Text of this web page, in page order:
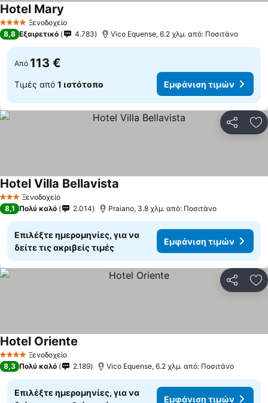
4 ΑστέριαΞενοδοχείο
Hotel Mary
8,8 Εξαιρετικό 4.783 Vico Equense, 6.2 χλμ. από: Ποσιτάνο
Από 113 €
Τιμές από 1 ιστότοπο Εμφάνιση τιμών
3 ΑστέριαΞενοδοχείο
Hotel Villa Bellavista
8,1 Πολύ καλό 2.014 Praiano, 3.8 χλμ. από: Ποσιτάνο
Επιλέξτε ημερομηνίες, για να
δείτε τις ακριβείς τιμές
Εμφάνιση τιμών
4 ΑστέριαΞενοδοχείο
Hotel Oriente
8,3 Πολύ καλό 2.189 Vico Equense, 6.2 χλμ. από: Ποσιτάνο
Επιλέξτε ημερομηνίες, για να
Εμφάνιση τιμών